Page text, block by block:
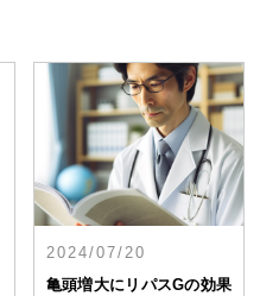
2024/07/20
亀頭増大にリパスGの効果